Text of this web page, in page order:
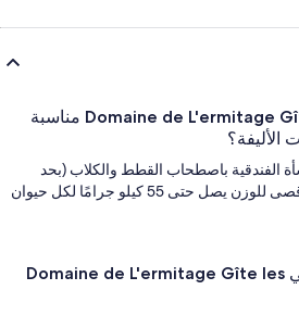
هل Domaine de L'ermitage Gîte les Saules مناسبة
الأليفة؟
الفندقية باصطحاب القطط والكلاب (بحد
أقصى 1 إجمالًا) بحد أقصى للوزن يصل حتى 55 كيلو جرامًا لكل حيوان
ما تكلفة الإقامة في Domaine de L'ermitage Gîte les